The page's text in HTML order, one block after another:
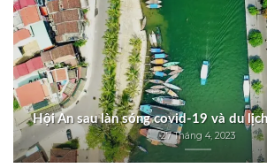
Hội An sau làn sóng covid-19 và du
27 Tháng 4, 2023